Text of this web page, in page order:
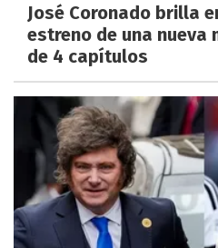
José Coronado brilla
estreno de una nueva
de 4 capítulos